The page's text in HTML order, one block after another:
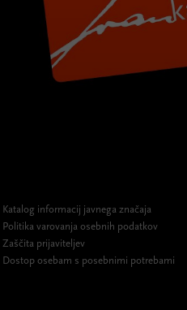
Katalog informacij javnega značaja
Politika varovanja osebnih podatkov
Zaščita prijaviteljev
Dostop osebam s posebnimi potrebami